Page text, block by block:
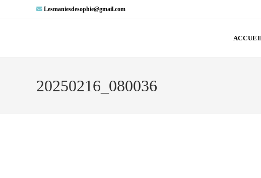
Lesmaniesdesophie@gmail.com
20250216_080036